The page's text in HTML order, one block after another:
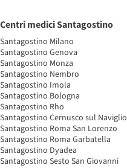
Centri medici Santagostino
Santagostino Milano
Santagostino Genova
Santagostino Monza
Santagostino Nembro
Santagostino Imola
Santagostino Bologna
Santagostino Rho
Santagostino Cernusco sul Naviglio
Santagostino Roma San Lorenzo
Santagostino Roma Garbatella
Santagostino Dyadea
Santagostino Sesto San Giovanni